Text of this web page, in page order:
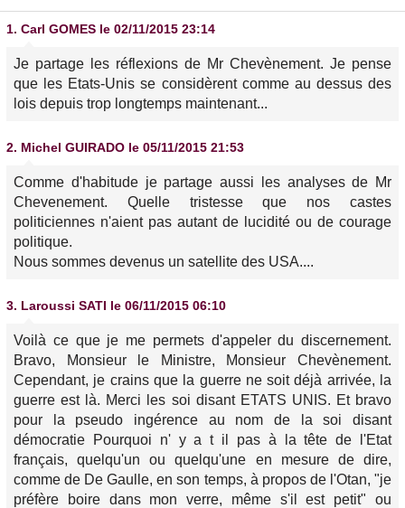
1. Carl GOMES le 02/11/2015 23:14
Je partage les réflexions de Mr Chevènement. Je pense
que les Etats-Unis se considèrent comme au dessus des
lois depuis trop longtemps maintenant...
2. Michel GUIRADO le 05/11/2015 21:53
Comme d'habitude je partage aussi les analyses de Mr
Chevenement. Quelle tristesse que nos castes
politiciennes n'aient pas autant de lucidité ou de courage
politique.
Nous sommes devenus un satellite des USA....
3. Laroussi SATI le 06/11/2015 06:10
Voilà ce que je me permets d'appeler du discernement.
Bravo, Monsieur le Ministre, Monsieur Chevènement.
Cependant, je crains que la guerre ne soit déjà arrivée, la
guerre est là. Merci les soi disant ETATS UNIS. Et bravo
pour la pseudo ingérence au nom de la soi disant
démocratie Pourquoi n' y a t il pas à la tête de l'Etat
français, quelqu'un ou quelqu'une en mesure de dire,
comme de De Gaulle, en son temps, à propos de l'Otan, "je
préfère boire dans mon verre, même s'il est petit" ou